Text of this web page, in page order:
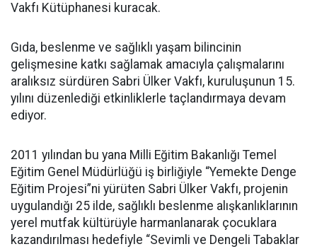
Vakfı Kütüphanesi kuracak.
Gıda, beslenme ve sağlıklı yaşam bilincinin
gelişmesine katkı sağlamak amacıyla çalışmalarını
aralıksız sürdüren Sabri Ülker Vakfı, kuruluşunun 15.
yılını düzenlediği etkinliklerle taçlandırmaya devam
ediyor.
2011 yılından bu yana Milli Eğitim Bakanlığı Temel
Eğitim Genel Müdürlüğü iş birliğiyle “Yemekte Denge
Eğitim Projesi”ni yürüten Sabri Ülker Vakfı, projenin
uygulandığı 25 ilde, sağlıklı beslenme alışkanlıklarının
yerel mutfak kültürüyle harmanlanarak çocuklara
kazandırılması hedefiyle “Sevimli ve Dengeli Tabaklar